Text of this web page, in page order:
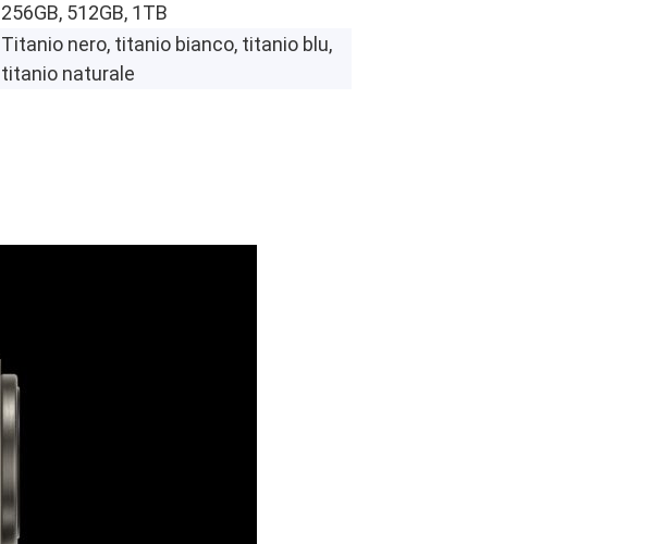
256GB, 512GB, 1TB
Titanio nero, titanio bianco, titanio blu,
titanio naturale